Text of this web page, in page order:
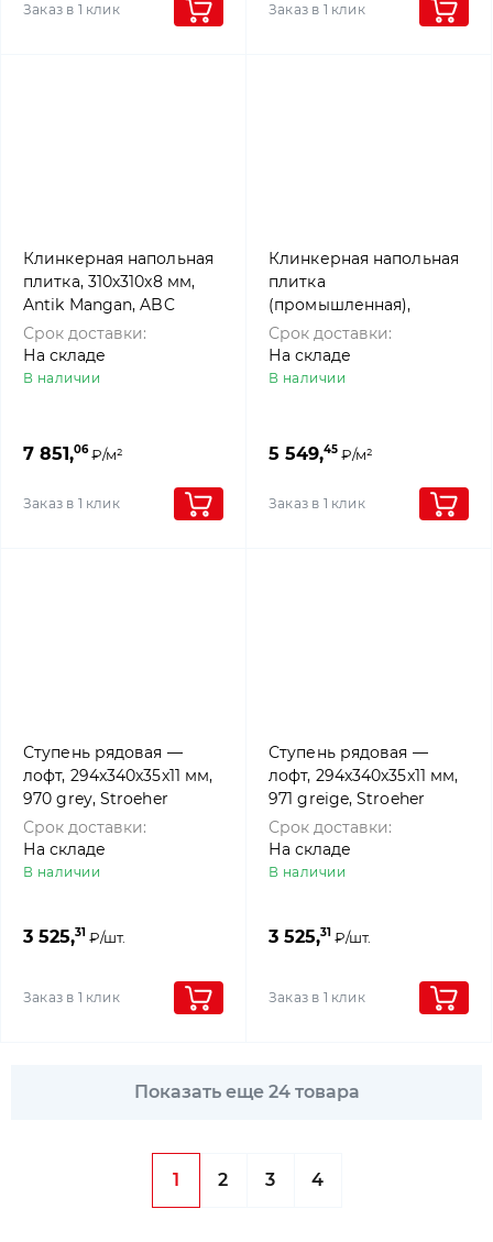
Заказ в 1 клик Заказ в 1 клик
Клинкерная напольная
плитка, 310х310x8 мм,
Antik Mangan, ABC
Klinkergruppe
Срок доставки:
На складе
В наличии
7 851,06₽/м²
Заказ в 1 клик
Клинкерная напольная
плитка
(промышленная),
Objekta Nordkap, ABC
Klinkergruppe
Срок доставки:
На складе
В наличии
5 549,45 ₽/м²
Заказ в 1 клик
Ступень рядовая —
лофт, 294x340x35x11 мм,
970 grey, Stroeher
Срок доставки:
На складе
В наличии
3 525,31 ₽/шт.
Заказ в 1 клик
Ступень рядовая —
лофт, 294x340x35x11 мм,
971 greige, Stroeher
Срок доставки:
На складе
В наличии
3 525,31 ₽/шт.
Заказ в 1 клик
Показать еще 24 товара
1 2 3 4